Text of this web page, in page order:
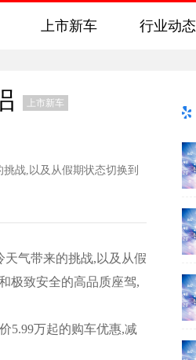
上市新车 行业动态
上市新车
战,以及从假期状态切换到
气带来的挑战,以及从假
极致安全的高品质座驾,
5.99万起的购车优惠,减